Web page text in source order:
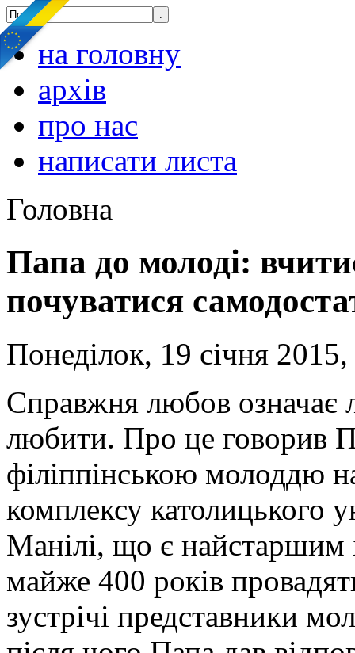
на головну
архів
про нас
написати листа
Головна
Папа до молоді:
почуватися
Понеділок, 19 січня
Справжня любов означає
любити. Про це говорив
філіппінською молоддю
комплексу католицького
Манілі, що є найстаршим
майже 400 років
зустрічі представники